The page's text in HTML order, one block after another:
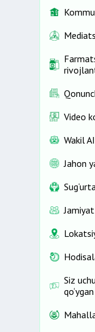
Video
Wakil AI
Jahon
Jamiyat
Siz